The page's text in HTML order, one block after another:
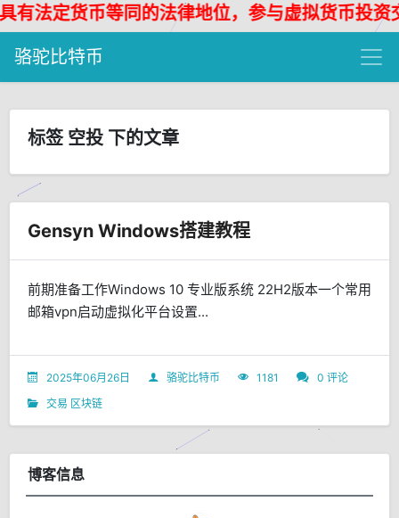
法定货币等同的法律地位，参与虚拟货币投资
骆驼比特币
标签 空投 下的文章
Gensyn Windows搭建教程
前期准备工作Windows 10 专业版系统 22H2版本一个常用
邮箱vpn启动虚拟化平台设置...
2025年06月26日 骆驼比特币 1181
0 评论
交易 区块链
博客信息